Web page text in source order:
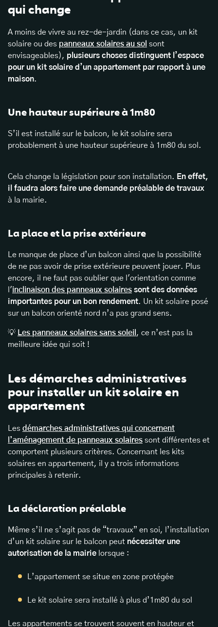
qui change
A moins de vivre au rez-de-jardin (dans ce cas, un kit
solaire ou des panneaux solaires au sol sont
envisageables), plusieurs choses distinguent l’espace
pour un kit solaire d’un appartement par rapport à une
maison.
Une hauteur supérieure à 1m80
S’il est installé sur le balcon, le kit solaire sera
probablement à une hauteur supérieure à 1m80 du sol.
Cela change la législation pour son installation. En effet,
il faudra alors faire une demande préalable de travaux
à la mairie.
La place et la prise extérieure
Le manque de place d’un balcon ainsi que la possibilité
de ne pas avoir de prise extérieure peuvent jouer. Plus
encore, il ne faut pas oublier que l'orientation comme
l'inclinaison des panneaux solaires sont des données
importantes pour un bon rendement. Un kit solaire posé
sur un balcon orienté nord n’a pas grand sens.
💡 Les panneaux solaires sans soleil , ce n’est pas la
meilleure idée qui soit !
Les démarches administratives
pour installer un kit solaire en
appartement
Les démarches administratives qui concernent
l’aménagement de panneaux solaires sont différentes et
comportent plusieurs critères. Concernant les kits
solaires en appartement, il y a trois informations
principales à retenir.
La déclaration préalable
Même s’il ne s’agit pas de “travaux” en soi, l’installation
d’un kit solaire sur le balcon peut nécessiter une
autorisation de la mairie lorsque :
L’appartement se situe en zone protégée
Le kit solaire sera installé à plus d’1m80 du sol
Les appartements se trouvent souvent en hauteur et